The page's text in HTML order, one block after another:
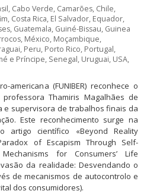
, Cabo Verde, Camarões, Chile,
, Costa Rica, El Salvador, Equador,
, Guatemala, Guiné-Bissau, Guinea
, México, Moçambique,
, Peru, Porto Rico, Portugal,
e Príncipe, Senegal, Uruguai, USA,
americana (FUNIBER) reconhece o
Thamiris Magalhães de
e supervisora de trabalhos finais da
Este reconhecimento surge na
artigo científico «Beyond Reality
of Escapism Through Self-
for Consumers’ Life
da realidade: Desvendando o
de mecanismos de autocontrolo e
dos consumidores).